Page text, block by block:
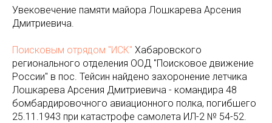
Увековечение памяти майора Лошкарева Арсения
Дмитриевича.
Поисковым отрядом "ИСК" Хабаровского
регионального отделения ООД "Поисковое движение
России" в пос. Тейсин найдено захоронение летчика
Лошкарева Арсения Дмитриевича - командира 48
бомбардировочного авиационного полка, погибшего
25.11.1943 при катастрофе самолета ИЛ-2 № 54-52.